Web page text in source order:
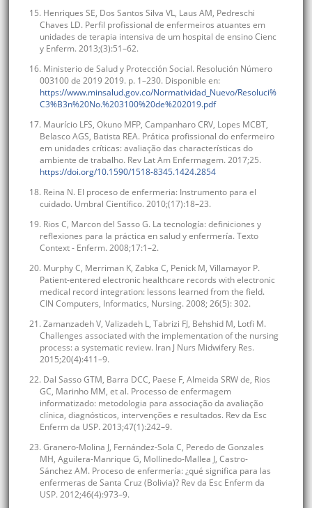
15. Henriques SE, Dos Santos Silva VL, Laus AM, Pedreschi
Chaves LD. Perfil profissional de enfermeiros atuantes em
unidades de terapia intensiva de um hospital de ensino Cienc
y Enferm. 2013;(3):51–62.
16. Ministerio de Salud y Protección Social. Resolución Número
003100 de 2019 2019. p. 1–230. Disponible en:
https://www.minsalud.gov.co/Normatividad_Nuevo/Resoluci%
C3%B3n%20No.%203100%20de%202019.pdf
17. Maurício LFS, Okuno MFP, Campanharo CRV, Lopes MCBT,
Belasco AGS, Batista REA. Prática profissional do enfermeiro
em unidades críticas: avaliação das characterísticas do
ambiente de trabalho. Rev Lat Am Enfermagem. 2017;25.
https://doi.org/10.1590/1518-8345.1424.2854
18. Reina N. El proceso de enfermeria: Instrumento para el
cuidado. Umbral Científico. 2010;(17):18–23.
19. Rios C, Marcon del Sasso G. La tecnología: definiciones y
reflexiones para la práctica en salud y enfermería. Texto
Context - Enferm. 2008;17:1–2.
20. Murphy C, Merriman K, Zabka C, Penick M, Villamayor P.
Patient-entered electronic healthcare records with electronic
medical record integration: lessons learned from the field.
CIN Computers, Informatics, Nursing. 2008; 26(5): 302.
21. Zamanzadeh V, Valizadeh L, Tabrizi FJ, Behshid M, Lotfi M.
Challenges associated with the implementation of the nursing
process: a systematic review. Iran J Nurs Midwifery Res.
2015;20(4):411–9.
22. Dal Sasso GTM, Barra DCC, Paese F, Almeida SRW de, Rios
GC, Marinho MM, et al. Processo de enfermagem
informatizado: metodologia para associação da avaliação
clínica, diagnósticos, intervenções e resultados. Rev da Esc
Enferm da USP. 2013;47(1):242–9.
23. Granero-Molina J, Fernández-Sola C, Peredo de Gonzales
MH, Aguilera-Manrique G, Mollinedo-Mallea J, Castro-
Sánchez AM. Proceso de enfermería: ¿qué significa para las
enfermeras de Santa Cruz (Bolivia)? Rev da Esc Enferm da
USP. 2012;46(4):973–9.